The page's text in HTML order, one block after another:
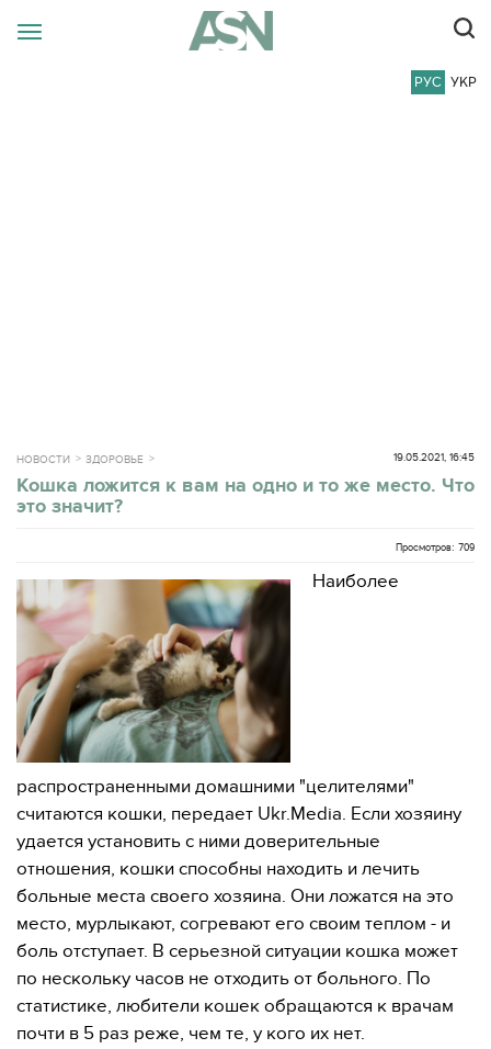
РУС УКР
НОВОСТИ ЗДОРОВЬЕ 19.05.2021, 16:45
Кошка ложится к вам на одно и то же место. Что
это значит?
Просмотров: 709
Наиболее
распространенными домашними "целителями"
считаются кошки, передает Ukr.Media. Если хозяину
удается установить с ними доверительные
отношения, кошки способны находить и лечить
больные места своего хозяина. Они ложатся на это
место, мурлыкают, согревают его своим теплом - и
боль отступает. В серьезной ситуации кошка может
по нескольку часов не отходить от больного. По
статистике, любители кошек обращаются к врачам
почти в 5 раз реже, чем те, у кого их нет.